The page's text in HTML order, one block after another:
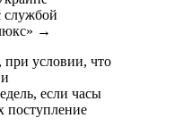
службой
→
при условии, что
если часы
поступление